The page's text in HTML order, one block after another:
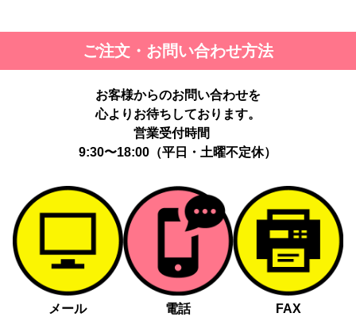
ご注文・お問い合わせ方法
お客様からのお問い合わせを
心よりお待ちしております。
営業受付時間
9:30〜18:00（平日・土曜不定休）
メール
電話 FAX